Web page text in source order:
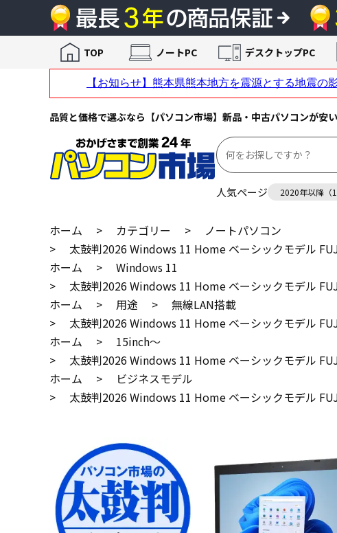
品質と価格で選ぶなら【パソコン市場】新品・中古パソコンが安い
人気ページ 2020年以降（
TOP ノートPC デスクトップPC
ホーム > カテゴリー >
ノートパソコン
>
太鼓判2026 Windows 11 Home ベーシックモデル
ホーム
>
Windows 11
>
太鼓判2026 Windows 11 Home ベーシックモデル
ホーム
> 用途 >
無線LAN搭載
>
太鼓判2026 Windows 11 Home ベーシックモデル
ホーム
>
15inch～
>
太鼓判2026 Windows 11 Home ベーシックモデル
ホーム
>
ビジネスモデル
>
太鼓判2026 Windows 11 Home ベーシックモデル